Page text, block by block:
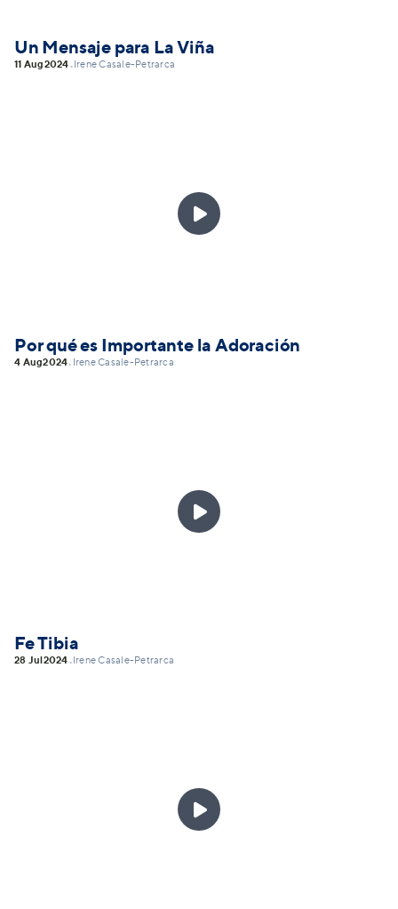
Un Mensaje para La Viña
11 Aug2024• Irene Casale-Petrarca

Por qué es Importante la Adoración
4 Aug2024• Irene Casale-Petrarca

Fe Tibia
28 Jul 2024• Irene Casale-Petrarca
